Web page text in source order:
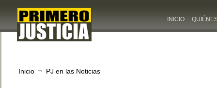
INICIO
Inicio PJ en las Noticias